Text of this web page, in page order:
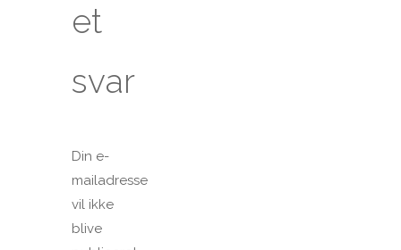
et
svar
Din e-
mailadresse
vil ikke
blive